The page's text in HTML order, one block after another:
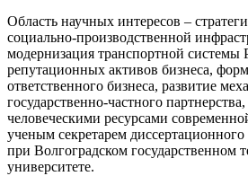
Область научных интересов –
социально-производственной
модернизация транспортной системы
репутационных активов бизнеса,
ответственного бизнеса, развитие
государственно-частного
человеческими ресурсами
ученым секретарем
при Волгоградском государственном
университете.